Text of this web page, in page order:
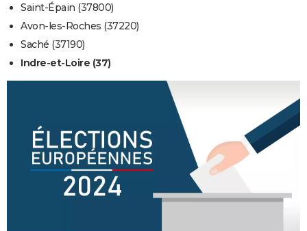
Saint-Épain (37800)
Avon-les-Roches (37220)
Saché (37190)
Indre-et-Loire (37)